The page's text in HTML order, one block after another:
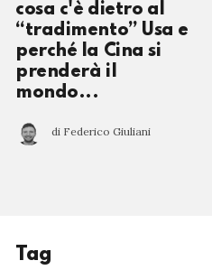
cosa c'è dietro al
“tradimento” Usa e
perché la Cina si
prenderà il
mondo...
di Federico Giuliani
Tag